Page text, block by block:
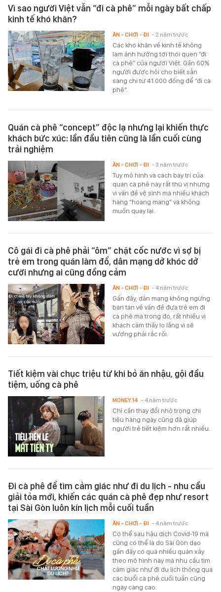
Vì sao người Việt vẫn “đi cà phê” mỗi ngày bất chấp
kinh tế khó khăn?
Các khó khăn về kinh tế không
làm ảnh hưởng tới thói quen “đi
cà phê” của người Việt. Gần 60%
người được hỏi cho biết sẵn
sàng chi từ 41.000 đồng để “đi cà
phê”.
ĂN - CHƠI - ĐI - 2 năm trước
Quán cà phê “concept” độc lạ nhưng lại khiến thực
khách bức xúc: lần đầu tiên cũng là lần cuối cùng
trải nghiệm
Tuy mô hình và cách bày trí của
quán cà phê này rất thú vị nhưng
vì vấn đề vệ sinh mà nhiều khách
hàng “hoang mang” và không
muốn quay lại.
ĂN - CHƠI - ĐI - 3 năm trước
Cô gái đi cà phê phải “ôm” chặt cốc nước vì sợ bị
trẻ em trong quán làm đổ, dân mạng dở khóc dở
cười nhưng ai cũng đồng cảm
Gần đây, dân mạng không ngừng
bàn tán về vấn đề đưa trẻ em đi
cà phê mà trong đó, rất nhiều vị
khách cảm thấy lo lắng vì sẽ
vướng phải rắc rối.
ĂN - CHƠI - ĐI - 4 năm trước
Tiết kiệm vài chục triệu từ khi bỏ ăn nhậu, gội đầu
tiệm, uống cà phê
Chỉ cần thay đổi nhỏ trong chi
tiêu hàng ngày cũng đã giúp
người trẻ tiết kiệm hơn rất nhiều.
MONEY.14 - 4 năm trước
Đi cà phê để tìm cảm giác như đi du lịch - nhu cầu
giải tỏa mới, khiến các quán cà phê đẹp như resort
tại Sài Gòn luôn kín lịch mỗi cuối tuần
Có thể sau hậu dịch Covid-19 mà
cũng có thể là do Sài Gòn dạo
gần đây có quá nhiều quán xây
theo mô hình này mà nhu cầu tìm
cảm giác như đi du lịch thông qua
các buổi cà phê cuối tuần cũng
ngày càng cao.
ĂN - CHƠI - ĐI - 4 năm trước